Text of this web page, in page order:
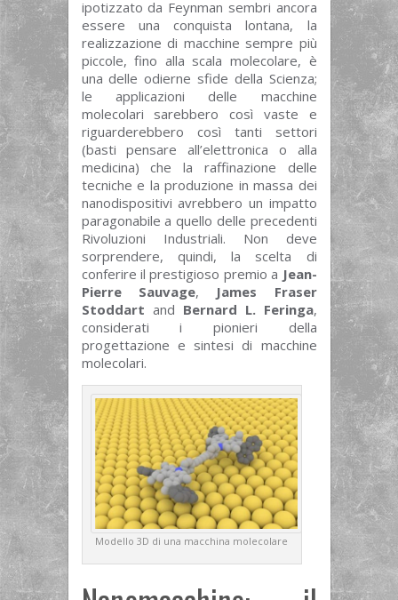
ipotizzato da Feynman sembri ancora
essere una conquista lontana, la
realizzazione di macchine sempre più
piccole, fino alla scala molecolare, è
una delle odierne sfide della Scienza;
le applicazioni delle macchine
molecolari sarebbero così vaste e
riguarderebbero così tanti settori
(basti pensare all’elettronica o alla
medicina) che la raffinazione delle
tecniche e la produzione in massa dei
nanodispositivi avrebbero un impatto
paragonabile a quello delle precedenti
Rivoluzioni Industriali. Non deve
sorprendere, quindi, la scelta di
conferire il prestigioso premio a Jean-
Pierre Sauvage, James Fraser
Stoddart and Bernard L. Feringa,
considerati i pionieri della
progettazione e sintesi di macchine
molecolari.
Modello 3D di una macchina molecolare